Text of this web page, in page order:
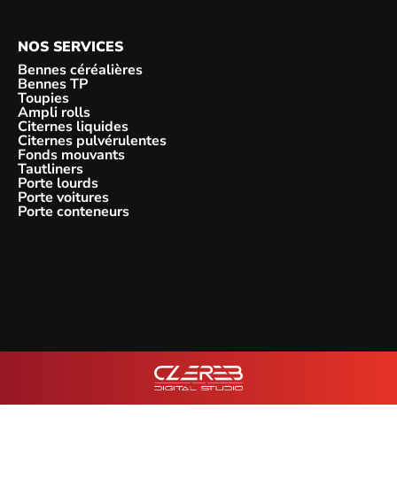
NOS SERVICES
Bennes céréalières
Bennes TP
Toupies
Ampli rolls
Citernes liquides
Citernes pulvérulentes
Fonds mouvants
Tautliners
Porte lourds
Porte voitures
Porte conteneurs